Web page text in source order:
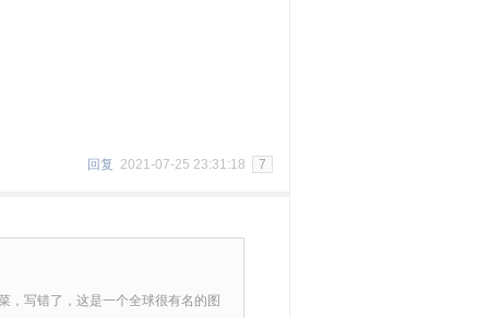
回复 2021-07-25 23:31:18 7
，写错了，这是一个全球很有名的图